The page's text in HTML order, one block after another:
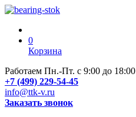
0
Корзина
Работаем Пн.-Пт. с 9:00 до 18:00
+7 (499) 229-54-45
info@ttk-v.ru
Заказать звонок